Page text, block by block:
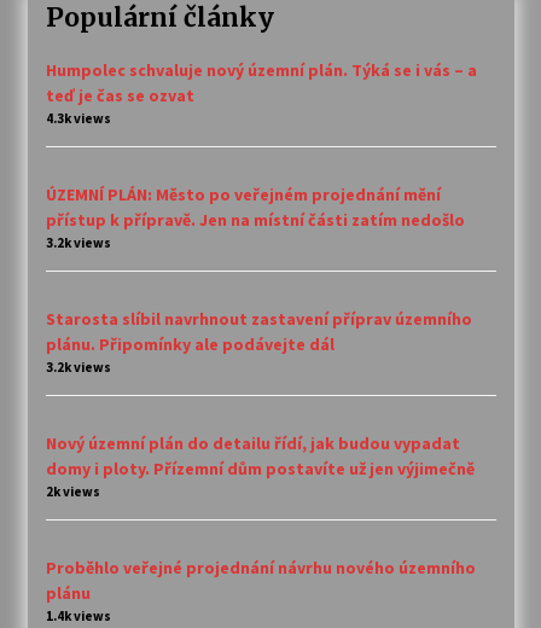
Populární články
Humpolec schvaluje nový územní plán. Týká se i vás – a
teď je čas se ozvat
4.3k views
ÚZEMNÍ PLÁN: Město po veřejném projednání mění
přístup k přípravě. Jen na místní části zatím nedošlo
3.2k views
Starosta slíbil navrhnout zastavení příprav územního
plánu. Připomínky ale podávejte dál
3.2k views
Nový územní plán do detailu řídí, jak budou vypadat
domy i ploty. Přízemní dům postavíte už jen výjimečně
2k views
Proběhlo veřejné projednání návrhu nového územního
plánu
1.4k views